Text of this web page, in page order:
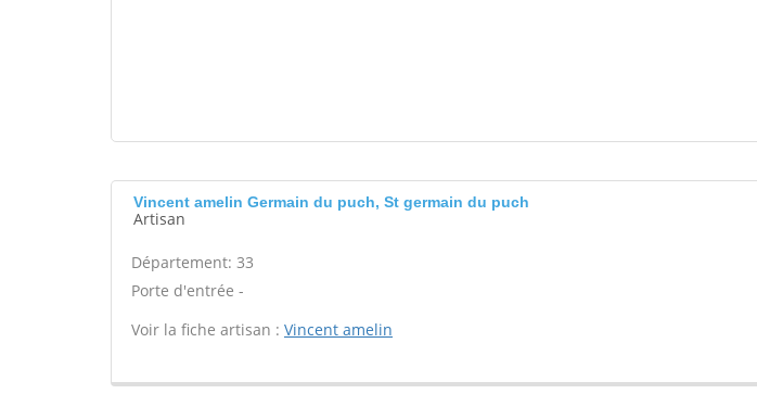
Vincent amelin Germain du puch, St germain du puch
Artisan
Département: 33
Porte d'entrée -
Voir la fiche artisan : Vincent amelin